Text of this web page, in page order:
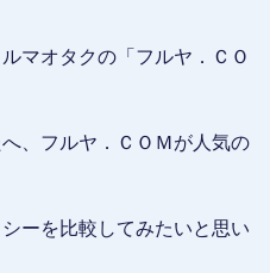
マオタクの「フルヤ．ＣＯ
、フルヤ．ＣＯＭが人気の
ーを比較してみたいと思い